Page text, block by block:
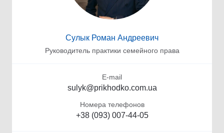
Сулык Роман Андреевич
Руководитель практики семейного права
E-mail
sulyk@prikhodko.com.ua
Номера телефонов
+38 (093) 007-44-05